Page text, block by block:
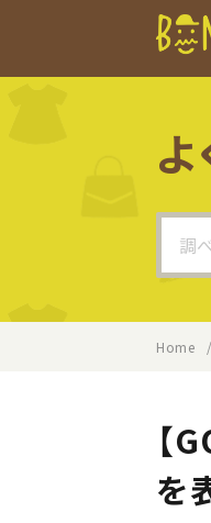
Home
【
を